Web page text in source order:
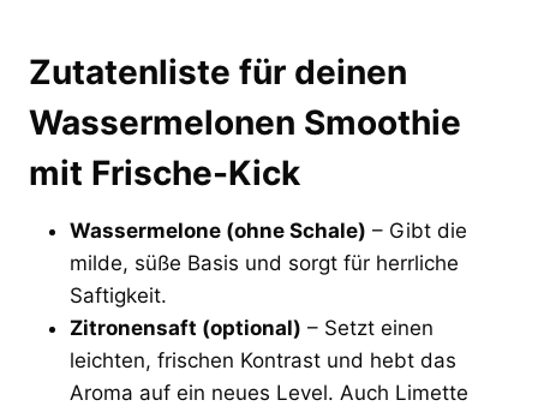
Zutatenliste für deinen
Wassermelonen Smoothie
mit Frische-Kick
Wassermelone (ohne Schale) – Gibt die
milde, süße Basis und sorgt für herrliche
Saftigkeit.
Zitronensaft (optional) – Setzt einen
leichten, frischen Kontrast und hebt das
Aroma auf ein neues Level. Auch Limette